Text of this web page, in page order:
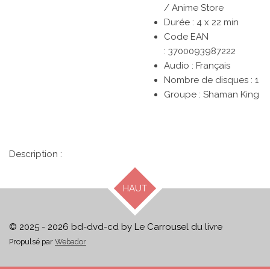
/ Anime Store
Durée : 4 x 22 min
Code EAN
: 3700093987222
Audio : Français
Nombre de disques : 1
Groupe : Shaman King
Description :
HAUT
© 2025 - 2026 bd-dvd-cd by Le Carrousel du livre
Propulsé par Webador